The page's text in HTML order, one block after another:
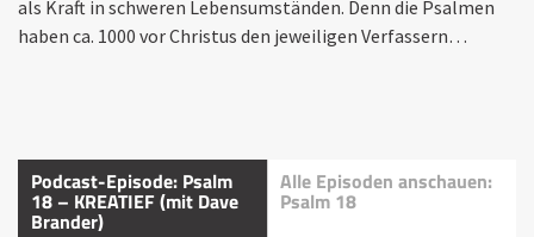
als Kraft in schweren Lebensumständen. Denn die Psalmen
haben ca. 1000 vor Christus den jeweiligen Verfassern…
Podcast-Episode: Psalm
18 – KREATIEF (mit Dave
Brander)
Alle Episoden anschauen:
Psalm 18